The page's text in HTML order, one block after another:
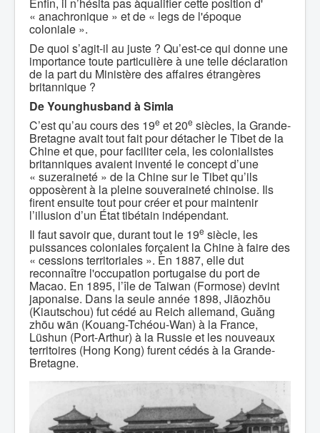
« anachronique » et de « legs de l'époque
coloniale ».
De quoi s’agit-il au juste ? Qu’est-ce qui donne une
importance toute particulière à une telle déclaration
de la part du Ministère des affaires étrangères
britannique ?
De Younghusband à Simla
C’est qu’au cours des 19e et 20e siècles, la Grande-
Bretagne avait tout fait pour détacher le Tibet de la
Chine et que, pour faciliter cela, les colonialistes
britanniques avaient inventé le concept d’une
« suzeraineté » de la Chine sur le Tibet qu’ils
opposèrent à la pleine souveraineté chinoise. Ils
firent ensuite tout pour créer et pour maintenir
l’illusion d’un État tibétain indépendant.
Il faut savoir que, durant tout le 19e siècle, les
puissances coloniales forçaient la Chine à faire des
« cessions territoriales ». En 1887, elle dut
reconnaître l'occupation portugaise du port de
Macao. En 1895, l’île de Taiwan (Formose) devint
japonaise. Dans la seule année 1898, Jiāozhōu
(Kiautschou) fut cédé au Reich allemand, Guăng​
zhōu wān (Kouang-Tchéou-Wan) à la France,
Lüshun (Port-Arthur) à la Russie et les nouveaux
territoires (Hong Kong) furent cédés à la Grande-
Bretagne.